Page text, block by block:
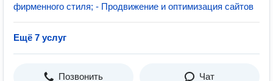
фирменного стиля; - Продвижение и оптимизация сайтов
Ещё 7 услуг
Позвонить Чат